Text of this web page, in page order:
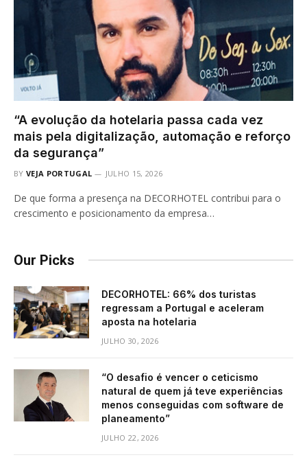
“A evolução da hotelaria passa cada vez
mais pela digitalização, automação e reforço
da segurança”
BY VEJA PORTUGAL JULHO 15, 2026
De que forma a presença na DECORHOTEL contribui para o
crescimento e posicionamento da empresa…
Our Picks
DECORHOTEL: 66% dos turistas
regressam a Portugal e aceleram
aposta na hotelaria
JULHO 30, 2026
“O desafio é vencer o ceticismo
natural de quem já teve experiências
menos conseguidas com software de
planeamento”
JULHO 22, 2026